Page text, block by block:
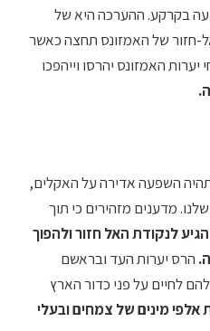
בקרקע. ההערכה היא של
חזור של האמזונס תחצה כאשר
השפעה אדירה על האקלים,
שלנו. מדענים מזהירים כי תוך
לנקודת האל חזור ולהפוך
הרס יערות העד ובראשם
לחיים על פני כדור הארץ
אלפי מינים של צמחים ובעלי